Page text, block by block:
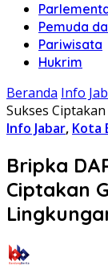
Pemuda
Pariwisata
Hukrim
Beranda Info
Sukses
Info Jabar, Kota
Bripka
Ciptakan